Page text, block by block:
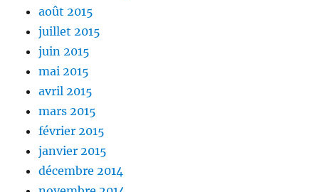
août 2015
juillet 2015
juin 2015
mai 2015
avril 2015
mars 2015
février 2015
janvier 2015
décembre 2014